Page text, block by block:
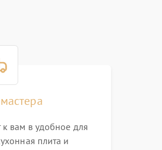
вам в удобное для
плита и